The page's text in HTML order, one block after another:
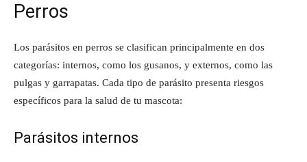
Perros
Los parásitos en perros se clasifican principalmente en dos
categorías: internos, como los gusanos, y externos, como las
pulgas y garrapatas. Cada tipo de parásito presenta riesgos
específicos para la salud de tu mascota:
Parásitos internos